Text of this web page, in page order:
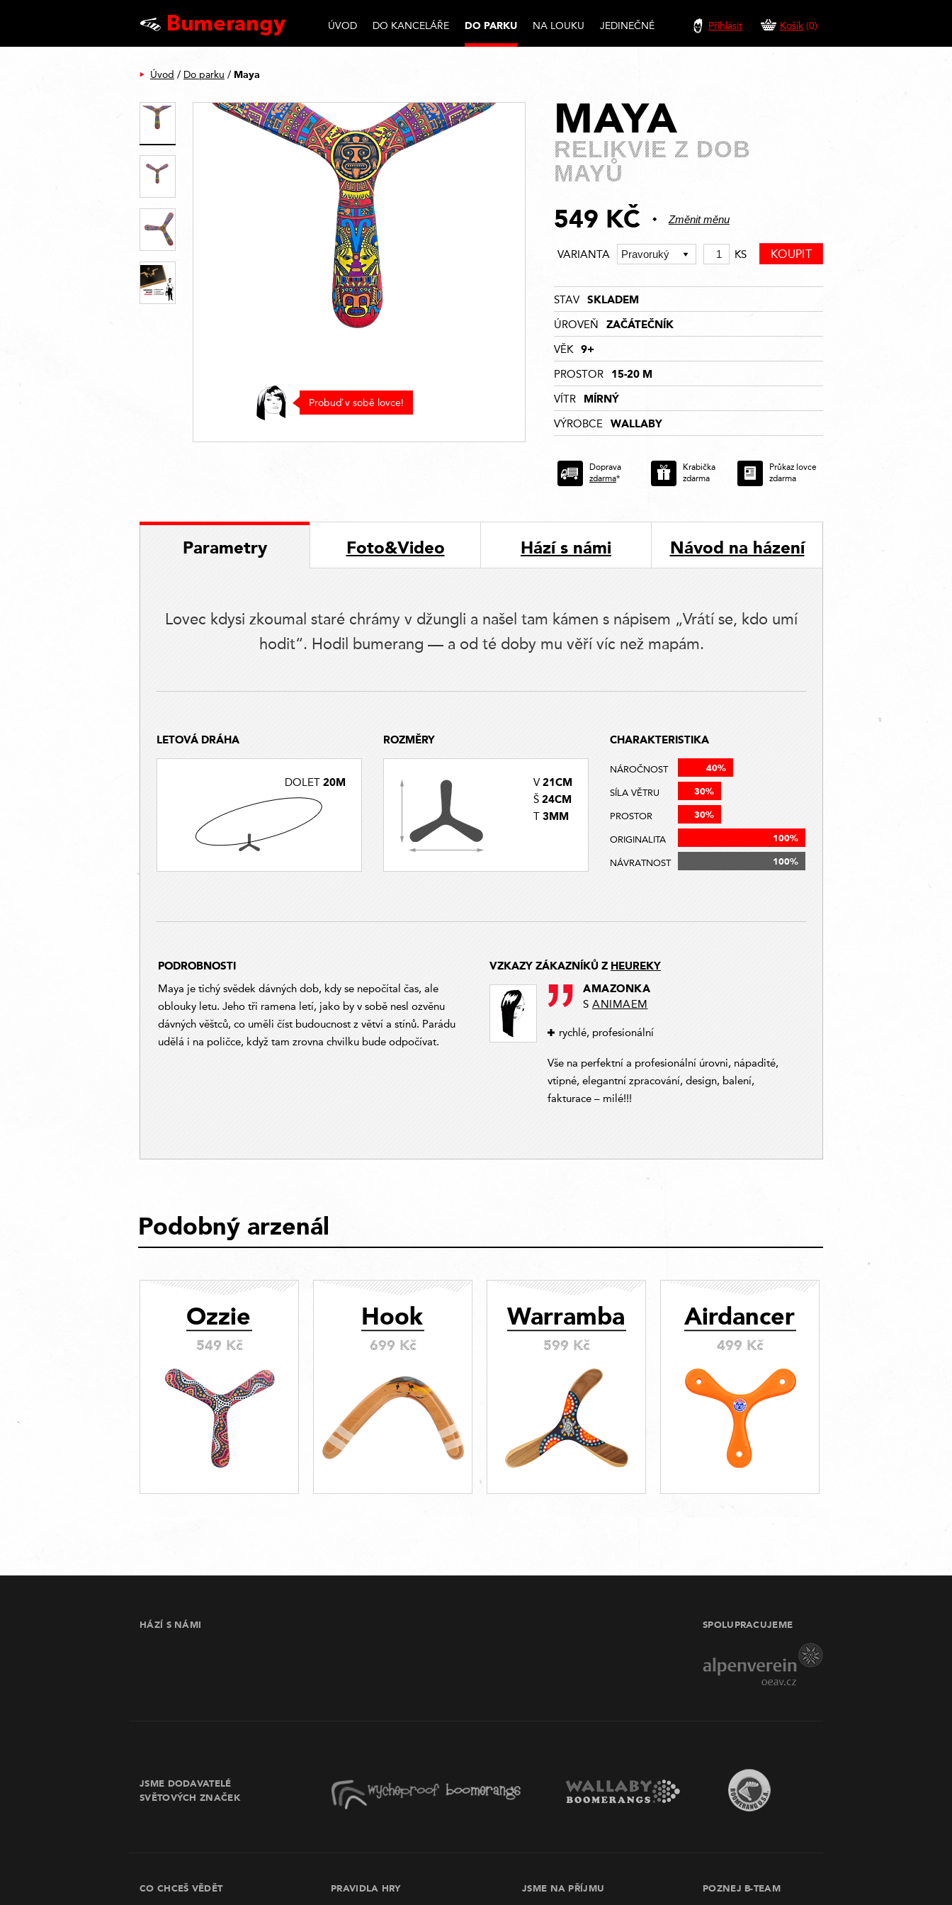
ÚVOD DO KANCELÁŘE DO PARKU NA LOUKU JEDINEČNÉ Přihlásit Košík (0)
Úvod / Do parku / Maya
Probuď v sobě lovce!
MAYA
RELIKVIE Z DOB
MAYŮ
549 KČ Změnit měnu
VARIANTA KS
STAV SKLADEM
ÚROVEŇ ZAČÁTEČNÍK
VĚK 9+
PROSTOR 15-20 M
VÍTR MÍRNÝ
VÝROBCE WALLABY
Doprava
zdarma*
Krabička
zdarma
Průkaz lovce
zdarma
Parametry Foto&Video Hází s námi Návod na házení
Lovec kdysi zkoumal staré chrámy v džungli a našel tam kámen s nápisem „Vrátí se, kdo umí
hodit“. Hodil bumerang — a od té doby mu věří víc než mapám.
LETOVÁ DRÁHA
DOLET 20M
ROZMĚRY
V 21CM
Š 24CM
T 3MM
CHARAKTERISTIKA
NÁROČNOST 40%
SÍLA VĚTRU 30%
PROSTOR 30%
ORIGINALITA 100%
NÁVRATNOST 100%
PODROBNOSTI
Maya je tichý svědek dávných dob, kdy se nepočítal čas, ale
oblouky letu. Jeho tři ramena letí, jako by v sobě nesl ozvěnu
dávných věštců, co uměli číst budoucnost z větví a stínů. Parádu
udělá i na poličce, když tam zrovna chvilku bude odpočívat.
VZKAZY ZÁKAZNÍKŮ Z HEUREKY
AMAZONKA
S ANIMAEM
rychlé, profesionální
Vše na perfektní a profesionální úrovni, nápadité,
vtipné, elegantní zpracování, design, balení,
fakturace – milé!!!
Podobný arzenál
Ozzie
549 Kč
Hook
699 Kč
Warramba
599 Kč
Airdancer
499 Kč
HÁZÍ S NÁMI SPOLUPRACUJEME
JSME DODAVATELÉ
SVĚTOVÝCH ZNAČEK
CO CHCEŠ VĚDĚT PRAVIDLA HRY JSME NA PŘÍJMU POZNEJ B-TEAM